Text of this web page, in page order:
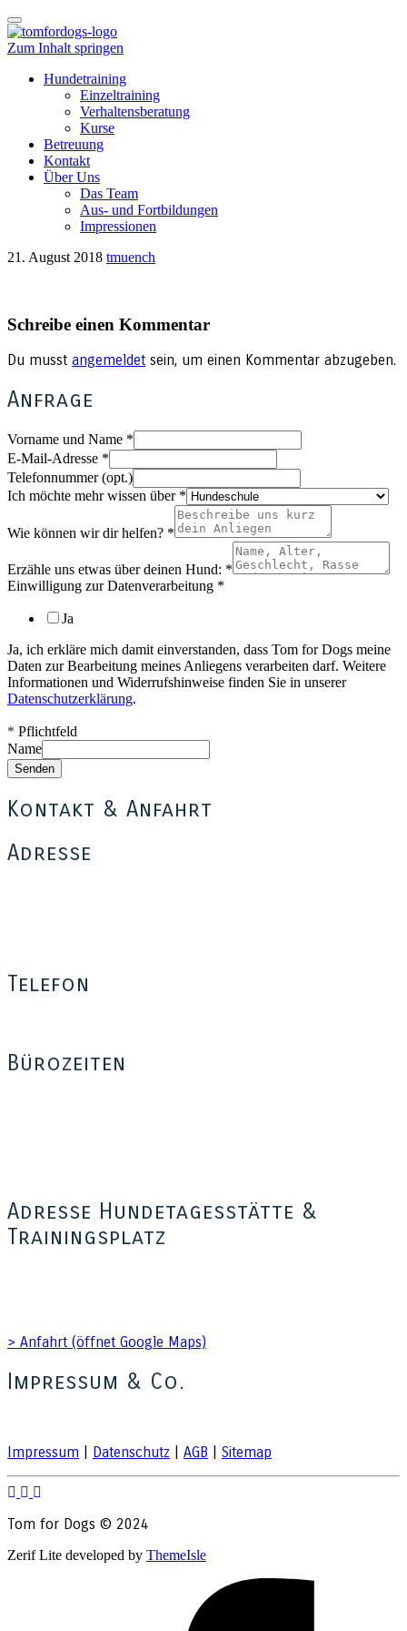
Schalte
Navigation
Zum Inhalt springen
Hundetraining
Einzeltraining
Verhaltensberatung
Kurse
Betreuung
Kontakt
Über Uns
Das Team
Aus- und Fortbildungen
Impressionen
21. August 2018 tmuench
Schreibe einen Kommentar
Du musst angemeldet sein, um einen Kommentar abzugeben.
Anfrage
Vorname und Name *
E-Mail-Adresse *
Telefonnummer (opt.)
Ich möchte mehr wissen über *
Wie können wir dir helfen? *
Erzähle uns etwas über deinen Hund: *
Einwilligung zur Datenverarbeitung *
Ja
Ja, ich erkläre mich damit einverstanden, dass Tom for Dogs meine
Daten zur Bearbeitung meines Anliegens verarbeiten darf. Weitere
Informationen und Widerrufshinweise finden Sie in unserer
Datenschutzerklärung.
* Pflichtfeld
Name
Senden
Kontakt & Anfahrt
Adresse
Telefon
Bürozeiten
Adresse Hundetagesstätte &
Trainingsplatz
> Anfahrt (öffnet Google Maps)
Impressum & Co.
Impressum Datenschutz AGB Sitemap
Tom for Dogs © 2024
Zerif Lite developed by ThemeIsle